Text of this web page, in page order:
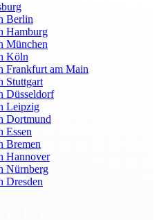
Berlin
Hamburg
München
Köln
Frankfurt am Main
Stuttgart
Düsseldorf
Leipzig
Dortmund
Essen
Bremen
Hannover
Nürnberg
Dresden